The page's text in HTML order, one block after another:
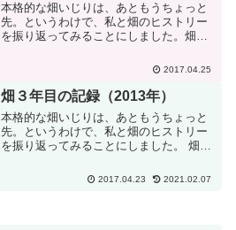
本格的な畑いじりは、あともうちょっと
先。というわけで、私と畑のヒストリー
を振り返ってみることにしました。畑５
収穫も大満足でした。定番のじゃがい
できたし。作ってみたかった...
2017.04.25
畑３年目の記録（2013年）
本格的な畑いじりは、あともうちょっと
先。というわけで、私と畑のヒストリー
を振り返ってみることにしました。 畑３
月、大雨が５日くらい続いて畑が水田化
2017.04.23 2021.02.07